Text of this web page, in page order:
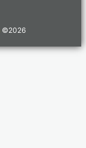
©2026